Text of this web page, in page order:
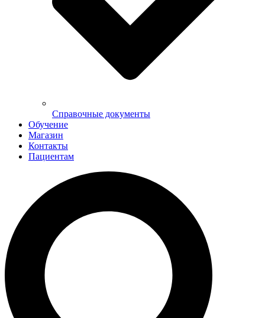
Справочные документы
Обучение
Магазин
Контакты
Пациентам